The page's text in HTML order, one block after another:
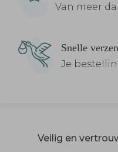
Van meer
Snelle
Je
Veilig en